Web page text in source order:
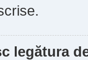
legătura